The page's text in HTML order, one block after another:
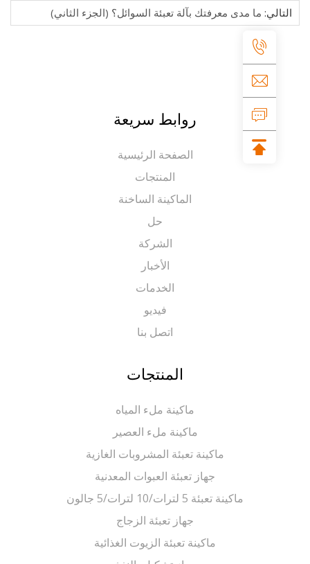
ما مدى معرفتك بآلة تعبئة السوائل؟ (الجزء الثاني)
روابط سريعة
الصفحة الرئيسية
المنتجات
الماكينة الساخنة
الشركة
الخدمات
اتصل بنا
المنتجات
ماكينة ملء المياه
ماكينة ملء العصير
ماكينة تعبئة المشروبات الغازية
جهاز تعبئة العبوات المعدنية
ماكينة تعبئة 5 لترات/10 لترات/5 جالون
جهاز تعبئة الزجاج
ماكينة تعبئة الزيوت الغذائية